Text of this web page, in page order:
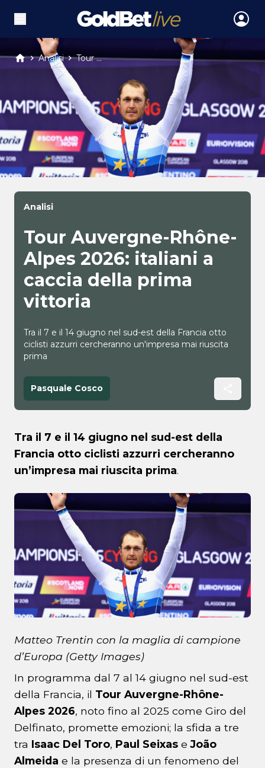
Analisi Tour ...
Analisi
Tour Auvergne-Rhône-
Alpes 2026: italiani a
caccia della prima
vittoria
Tra il 7 e il 14 giugno nel sud-est della Francia otto
ciclisti azzurri cercheranno un'impresa mai riuscita
prima
Pasquale Cosco
Tra il 7 e il 14 giugno nel sud-est della
Francia otto ciclisti azzurri cercheranno
un’impresa mai riuscita prima.
Matteo Trentin con la maglia di campione
d’Europa (Getty Images)
In programma dal 7 al 14 giugno nel sud-est
della Francia, il Tour Auvergne-Rhône-
Alpes 2026, noto fino al 2025 come Giro del
Delfinato, promette emozioni; la sfida a tre
tra Isaac Del Toro, Paul Seixas eJoão
Almeida e la presenza di un fenomeno del